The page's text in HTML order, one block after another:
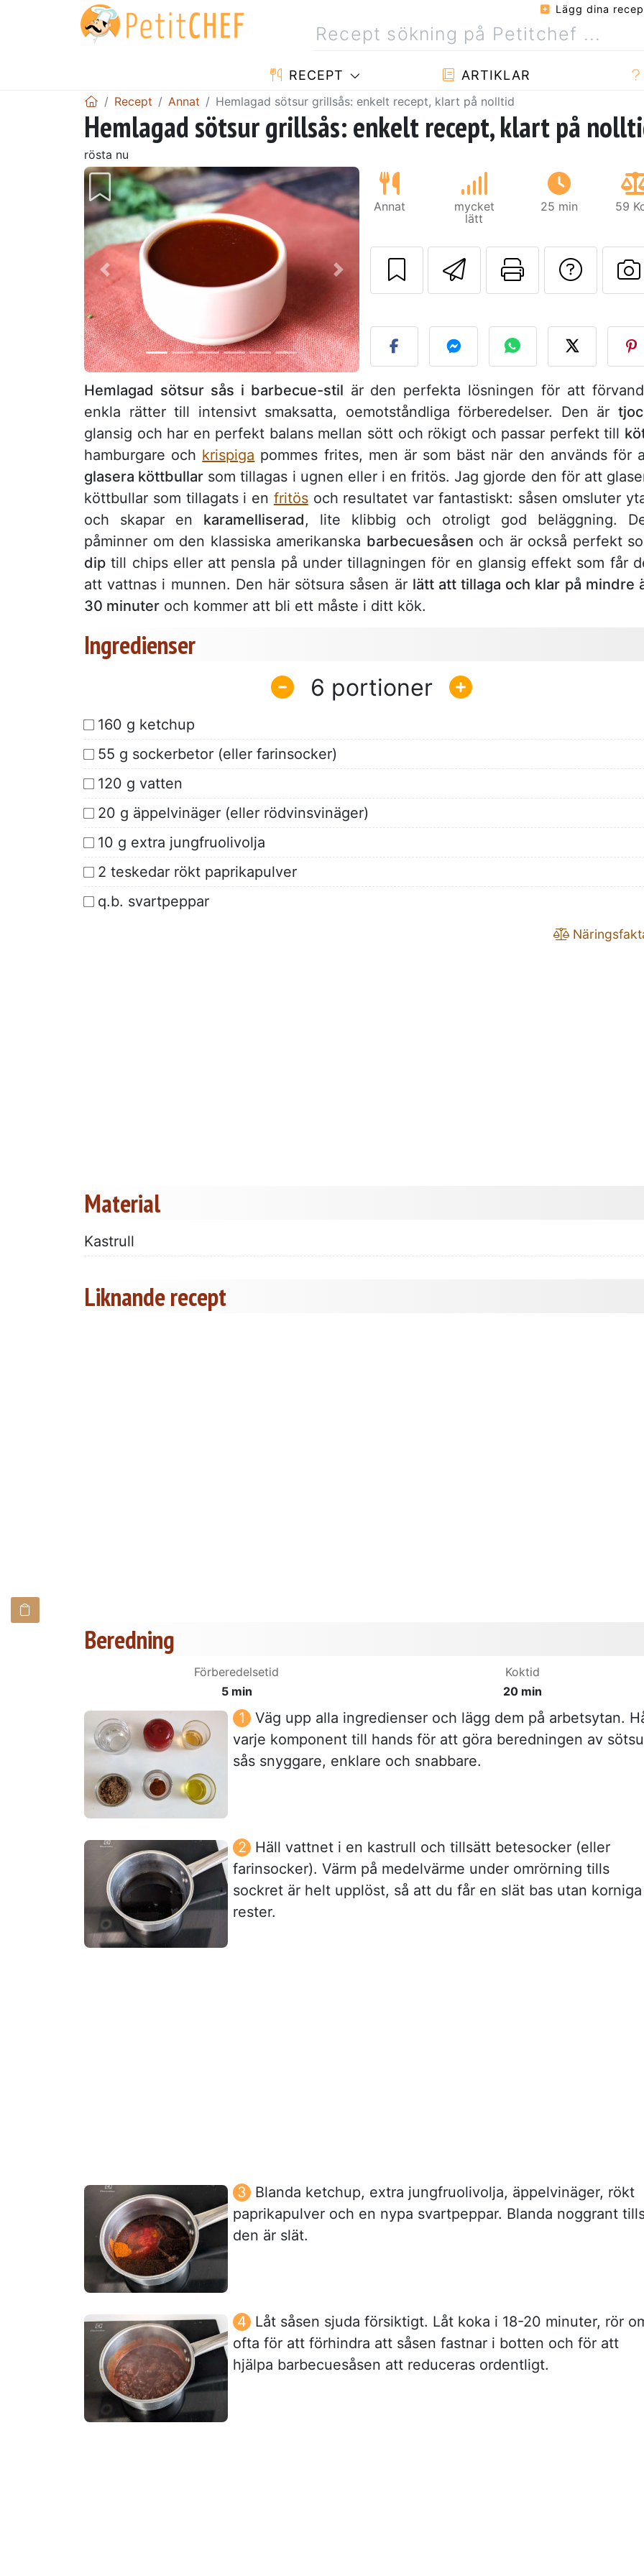
Lägg dina
RECEPT ARTIKLAR
Recept Annat Hemlagad sötsur grillsås: enkelt recept, klart på nolltid
Hemlagad sötsur grillsås: enkelt recept, klart på
rösta nu
Föregående Nästa
Annat
mycket
lätt
25 min 59
Skicka detta
Skriv ut
Hemlagad sötsur sås i barbecue-stil är den perfekta lösningen för att
enkla rätter till intensivt smaksatta, oemotståndliga förberedelser. Den är
glansig och har en perfekt balans mellan sött och rökigt och passar perfekt till
hamburgare och krispiga pommes frites, men är som bäst när den används för
glasera köttbullar som tillagas i ugnen eller i en fritös. Jag gjorde den för att
köttbullar som tillagats i en fritösoch resultatet var fantastiskt: såsen omsluter
och skapar en karamelliserad, lite klibbig och otroligt god beläggning.
påminner om den klassiska amerikanska barbecuesåsen och är också perfekt
dip till chips eller att pensla på under tillagningen för en glansig effekt som får
att vattnas i munnen. Den här sötsura såsen är lätt att tillaga och klar på mindre
30 minuter och kommer att bli ett måste i ditt kök.
Ingredienser
6
160 g ketchup
55 g sockerbetor (eller farinsocker)
120 g vatten
20 g äppelvinäger (eller rödvinsvinäger)
10 g extra jungfruolivolja
2 teskedar rökt paprikapulver
q.b. svartpeppar
Material
Kastrull
Liknande recept
Beredning
Förberedelsetid
5 min
Koktid
20 min
Väg upp alla ingredienser och lägg dem på arbetsytan.
varje komponent till hands för att göra beredningen av
sås snyggare, enklare och snabbare.
Häll vattnet i en kastrull och tillsätt betesocker (eller
farinsocker). Värm på medelvärme under omrörning tills
sockret är helt upplöst, så att du får en slät bas utan korniga
rester.
Blanda ketchup, extra jungfruolivolja, äppelvinäger, rökt
paprikapulver och en nypa svartpeppar. Blanda noggrant
den är slät.
Låt såsen sjuda försiktigt. Låt koka i 18-20 minuter, rör
ofta för att förhindra att såsen fastnar i botten och för att
hjälpa barbecuesåsen att reduceras ordentligt.